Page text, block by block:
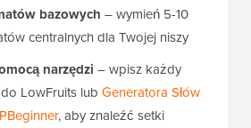
bazowych – wymień 5-10
centralnych dla Twojej niszy
narzędzi – wpisz każdy
LowFruits lub Generatora Słów
, aby znaleźć setki